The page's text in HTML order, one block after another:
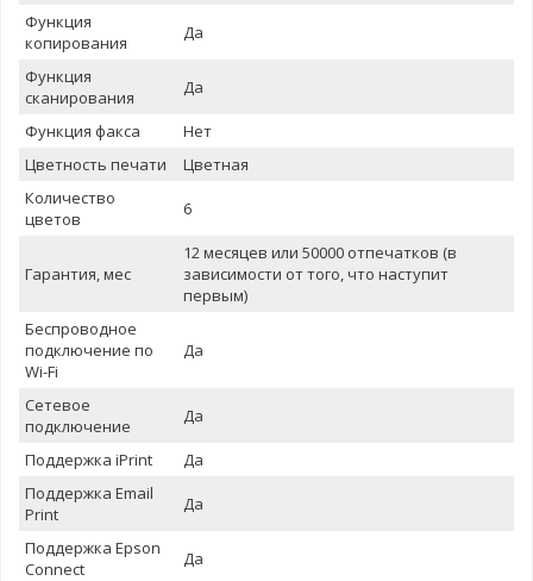
Функция
копирования
Да
Функция
сканирования
Да
Функция факса
Нет
Цветность печати
Цветная
Количество
цветов
6
Гарантия, мес
12 месяцев или 50000 отпечатков (в
зависимости от того, что наступит
первым)
Беспроводное
подключение по
Wi-Fi
Да
Сетевое
подключение
Да
Поддержка iPrint
Да
Поддержка Email
Print
Да
Поддержка Epson
Connect
Да